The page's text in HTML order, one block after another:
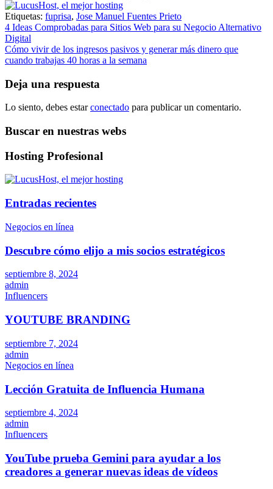
Etiquetas: fuprisa, Jose Manuel Fuentes Prieto
Navegación
de
entradas
4 Ideas Comprobadas para Sitios Web para su Negocio Alternativo
Digital
Cómo vivir de los ingresos pasivos y generar más dinero que
cuando trabajas 40 horas a la semana
Deja una respuesta
Lo siento, debes estarconectado para publicar un comentario.
Buscar en nuestras webs
Hosting Profesional
Entradas recientes
Negocios en línea
Descubre cómo elijo a mis socios estratégicos
septiembre 8, 2024
admin
Influencers
YOUTUBE BRANDING
septiembre 7, 2024
admin
Negocios en línea
Lección Gratuita de Influencia Humana
septiembre 4, 2024
admin
Influencers
YouTube prueba Gemini para ayudar a los
creadores a generar nuevas ideas de vídeos